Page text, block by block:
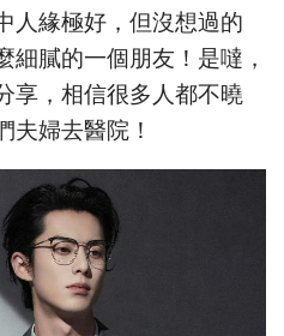
人緣極好，但沒想過的
細膩的一個朋友！是噠，
享，相信很多人都不曉
夫婦去醫院！